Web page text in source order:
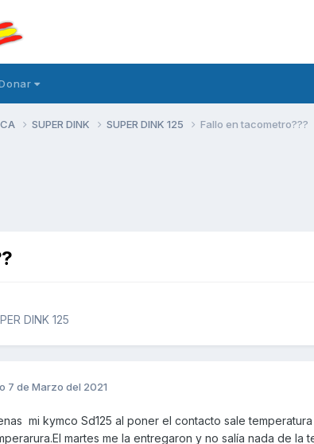
SUPER DINK SUPER DINK 125 Fallo en tacometro???
DINK 125
7 de Marzo del 2021
mi kymco Sd125 al poner el contacto sale
martes me la entregaron y no salía nada de la